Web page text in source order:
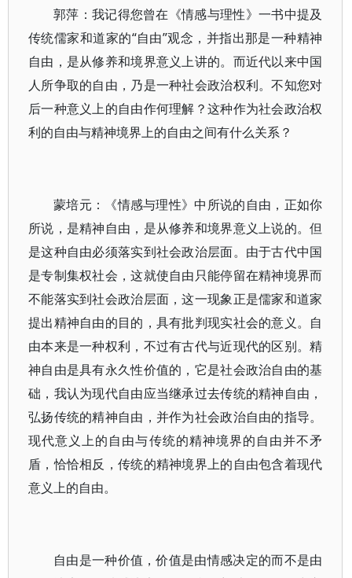
郭萍：我记得您曾在《情感与理性》一书中提及
传统儒家和道家的“自由”观念，并指出那是一种精神
自由，是从修养和境界意义上讲的。而近代以来中国
人所争取的自由，乃是一种社会政治权利。不知您对
后一种意义上的自由作何理解？这种作为社会政治权
利的自由与精神境界上的自由之间有什么关系？
蒙培元：《情感与理性》中所说的自由，正如你
所说，是精神自由，是从修养和境界意义上说的。但
是这种自由必须落实到社会政治层面。由于古代中国
是专制集权社会，这就使自由只能停留在精神境界而
不能落实到社会政治层面，这一现象正是儒家和道家
提出精神自由的目的，具有批判现实社会的意义。自
由本来是一种权利，不过有古代与近现代的区别。精
神自由是具有永久性价值的，它是社会政治自由的基
础，我认为现代自由应当继承过去传统的精神自由，
弘扬传统的精神自由，并作为社会政治自由的指导。
现代意义上的自由与传统的精神境界的自由并不矛
盾，恰恰相反，传统的精神境界上的自由包含着现代
意义上的自由。
自由是一种价值，价值是由情感决定的而不是由